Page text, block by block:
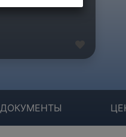
ДОКУМЕНТЫ